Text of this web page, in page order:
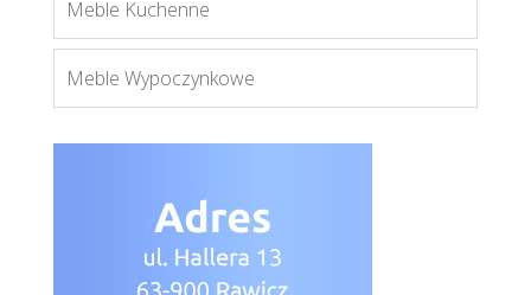
Meble Kuchenne
Meble Wypoczynkowe